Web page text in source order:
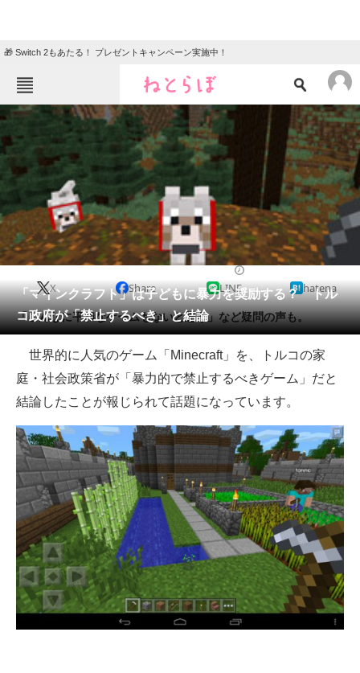
🎁 Switch 2もあたる！ プレゼントキャンペーン実施中！
ねとらぼメニュー
ニュース
エンタメ クイズ
地域
住まい 教育・育児
動物 リサーチ
会員記事
メディア
注目記事を集めた総合ページ
ITの今と未来を見通す
スマホと通信の最新トレンド
進化するPCとデバイスの未来
好きが集まる 比べて選べる
ビジネスと働き方のヒント
AI活用のいまが分かる
企業ITのトレンドを詳説
「マインクラフト」は子どもに暴力を奨励する？ トル
コ政府が「禁止するべき」と結論
X Share LINE hatena
「こんなに平和なゲームもないと思う」など疑問の声も。
世界的に人気のゲーム「Minecraft」を、トルコの家
庭・社会政策省が「暴力的で禁止するべきゲーム」だと
結論したことが報じられて話題になっています。